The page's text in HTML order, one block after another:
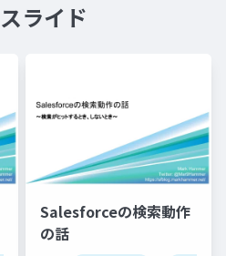
ライド
Salesforceの検索動作
の話